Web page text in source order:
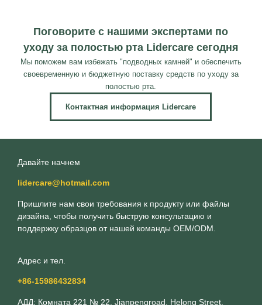
Поговорите с нашими экспертами по
уходу за полостью рта Lidercare сегодня
Мы поможем вам избежать "подводных камней" и обеспечить
своевременную и бюджетную поставку средств по уходу за
полостью рта.
Контактная информация Lidercare
Давайте начнем
lidercare@hotmail.com
Пришлите нам свои требования к продукту или файлы
дизайна, чтобы получить быструю консультацию и
поддержку образцов от нашей команды OEM/ODM.
Адрес и тел.
+86-15986432834
АДД: Комната 221 № 22, Jianpengroad, Helong Street,